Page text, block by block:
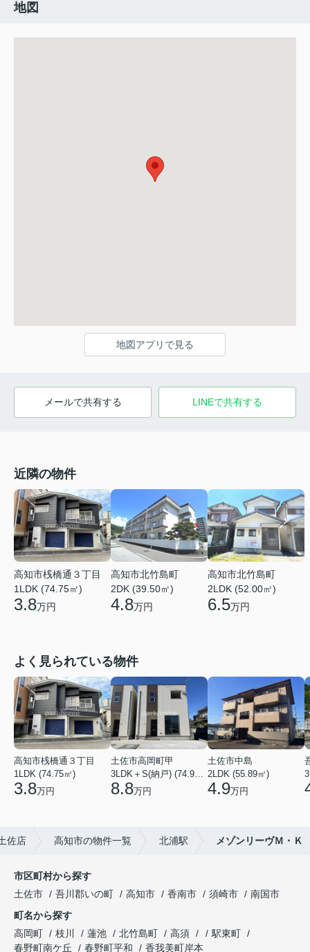
地図
地図アプリで見る
メールで共有する LINEで共有する
近隣の物件
高知市桟橋通３丁目
1LDK (74.75㎡)
3.8万円
高知市北竹島町
2DK (39.50㎡)
4.8万円
高知市北竹島町
2LDK (52.00㎡)
6.5万円
よく見られている物件
高知市桟橋通３丁目
1LDK (74.75㎡)
3.8万円
土佐市高岡町甲
3LDK＋S(納戸) (74.93㎡)
8.8万円
土佐市中島
2LDK (55.89㎡)
4.9万円
佐店 高知市の物件一覧 北浦駅 メゾンリーヴＭ・Ｋ
市区町村から探す
土佐市
吾川郡いの町 高知市 香南市 須崎市
南国市
町名から探す
高岡町
枝川 蓮池 北竹島町 高須
駅東町
春野町南ケ丘
春野町平和
香我美町岸本